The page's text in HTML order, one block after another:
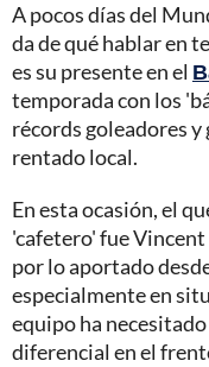
A pocos días del
da de qué hablar en
es su presente en el
temporada con los
récords goleadores
rentado local.
En esta ocasión, el
'cafetero' fue
por lo aportado
especialmente en
equipo ha
diferencial en el